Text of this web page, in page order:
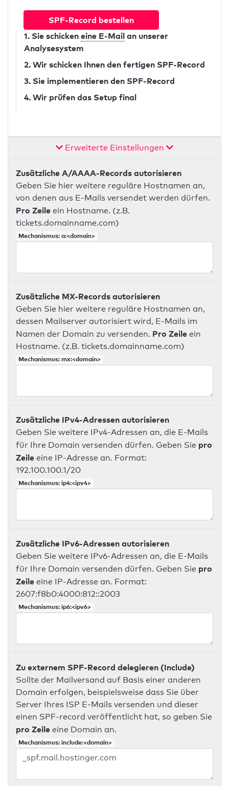
SPF-Record bestellen
1. Sie schicken eine E-Mail an unserer
Analysesystem
2. Wir schicken Ihnen den fertigen SPF-Record
3. Sie implementieren den SPF-Record
4. Wir prüfen das Setup final
Erweiterte Einstellungen
Zusätzliche A/AAAA-Records autorisieren
Geben Sie hier weitere reguläre Hostnamen an,
von denen aus E-Mails versendet werden dürfen.
Pro Zeile ein Hostname. (z.B.
tickets.domainname.com)
Mechanismus: a:<domain>
Zusätzliche MX-Records autorisieren
Geben Sie hier weitere reguläre Hostnamen an,
dessen Mailserver autorisiert wird, E-Mails im
Namen der Domain zu versenden. Pro Zeile ein
Hostname. (z.B. tickets.domainname.com)
Mechanismus: mx:<domain>
Zusätzliche IPv4-Adressen autorisieren
Geben Sie weitere IPv4-Adressen an, die E-Mails
für Ihre Domain versenden dürfen. Geben Sie pro
Zeile eine IP-Adresse an. Format:
192.100.100.1/20
Mechanismus: ip4:<ipv4>
Zusätzliche IPv6-Adressen autorisieren
Geben Sie weitere IPv6-Adressen an, die E-Mails
für Ihre Domain versenden dürfen. Geben Sie pro
Zeile eine IP-Adresse an. Format:
2607:f8b0:4000:812::2003
Mechanismus: ip6:<ipv6>
Zu externem SPF-Record delegieren (Include)
Sollte der Mailversand auf Basis einer anderen
Domain erfolgen, beispielsweise dass Sie über
Server Ihres ISP E-Mails versenden und dieser
einen SPF-record veröffentlicht hat, so geben Sie
pro Zeile eine Domain an.
Mechanismus: include:<domain>